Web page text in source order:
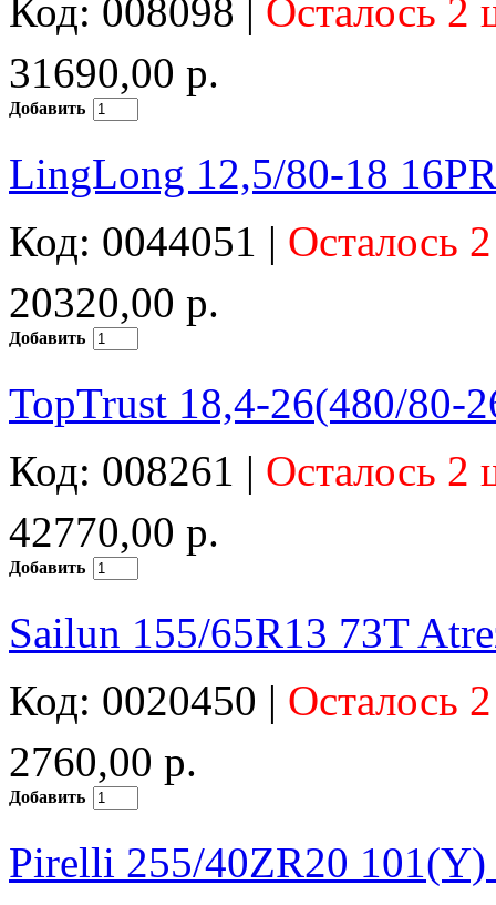
Код: 008098 | Осталось 2
31690,00 р.
Добавить
LingLong 12,5/80-18
Код: 0044051 | Осталось
20320,00 р.
Добавить
TopTrust 18,4-26(480/
Код: 008261 | Осталось 2
42770,00 р.
Добавить
Sailun 155/65R13 73T
Код: 0020450 | Осталось
2760,00 р.
Добавить
Pirelli 255/40ZR20